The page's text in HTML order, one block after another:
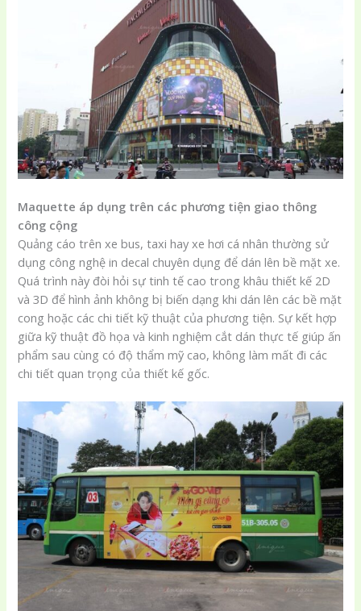
Maquette áp dụng trên các phương tiện giao thông
công cộng
Quảng cáo trên xe bus, taxi hay xe hơi cá nhân thường sử
dụng công nghệ in decal chuyên dụng để dán lên bề mặt xe.
Quá trình này đòi hỏi sự tinh tế cao trong khâu thiết kế 2D
và 3D để hình ảnh không bị biến dạng khi dán lên các bề mặt
cong hoặc các chi tiết kỹ thuật của phương tiện. Sự kết hợp
giữa kỹ thuật đồ họa và kinh nghiệm cắt dán thực tế giúp ấn
phẩm sau cùng có độ thẩm mỹ cao, không làm mất đi các
chi tiết quan trọng của thiết kế gốc.